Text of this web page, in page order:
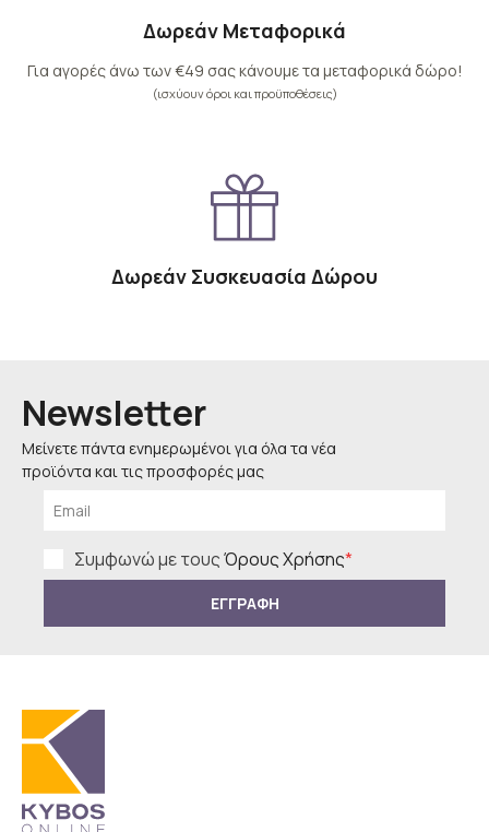
Δωρεάν Μεταφορικά
Για αγορές άνω των €49 σας κάνουμε τα μεταφορικά δώρο!
(ισχύουν όροι και προϋποθέσεις)
Δωρεάν Συσκευασία Δώρου
Newsletter
Μείνετε πάντα ενημερωμένοι για όλα τα νέα
προϊόντα και τις προσφορές μας
Συμφωνώ με τουςΌρους Χρήσης*
ΕΓΓΡΑΦΗ